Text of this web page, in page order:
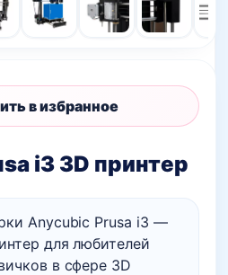
i3 3D принтер
Anycubic Prusa i3 —
для любителей
в сфере 3D
в избранное